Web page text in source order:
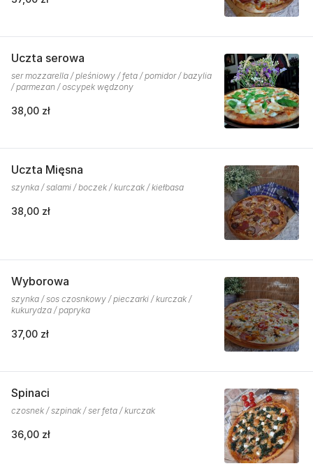
Uczta serowa
ser mozzarella / pleśniowy / feta / pomidor / bazylia
/ parmezan / oscypek wędzony
38,00 zł
Uczta Mięsna
szynka / salami / boczek / kurczak / kiełbasa
38,00 zł
Wyborowa
szynka / sos czosnkowy / pieczarki / kurczak /
kukurydza / papryka
37,00 zł
Spinaci
czosnek / szpinak / ser feta / kurczak
36,00 zł